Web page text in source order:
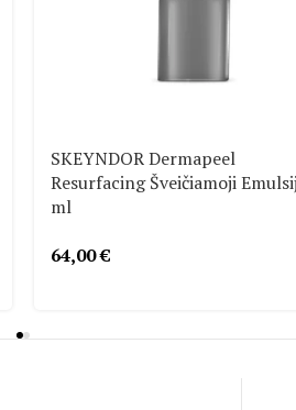
SKEYNDOR Dermapeel
Resurfacing Šveičiamoji
ml
64,00€